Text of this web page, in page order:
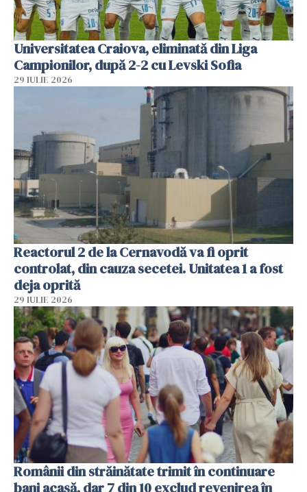
Universitatea Craiova, eliminată din Liga
Campionilor, după 2-2 cu Levski Sofia
29 IULIE 2026
Reactorul 2 de la Cernavodă va fi oprit
controlat, din cauza secetei. Unitatea 1 a fost
deja oprită
29 IULIE 2026
Românii din străinătate trimit în continuare
bani acasă, dar 7 din 10 exclud revenirea în